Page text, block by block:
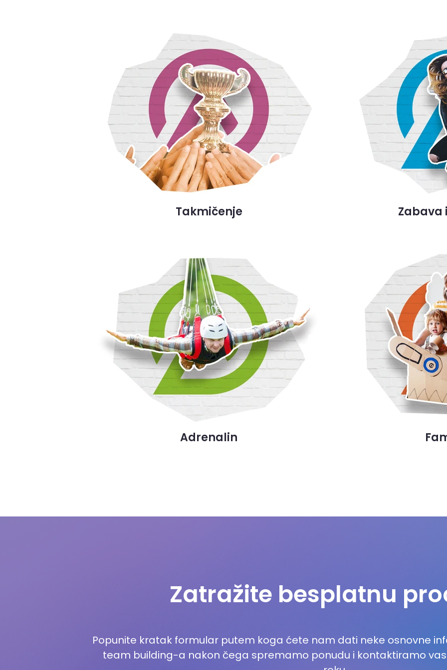
Takmičenje Zabava
Adrenalin
Zatražite besplatnu
Popunite kratak formular putem koga ćete nam dati neke osnovne
team building-a nakon čega spremamo ponudu i kontaktiramo